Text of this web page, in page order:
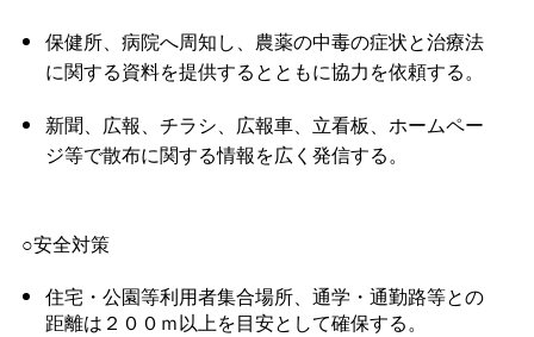
保健所、病院へ周知し、農薬の中毒の症状と治療法
に関する資料を提供するとともに協力を依頼する。
新聞、広報、チラシ、広報車、立看板、ホームペー
ジ等で散布に関する情報を広く発信する。
○安全対策
住宅・公園等利用者集合場所、通学・通勤路等との
距離は２００ｍ以上を目安として確保する。